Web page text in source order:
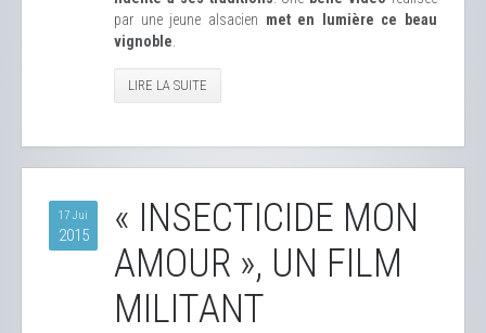
par une jeune alsacien met en lumière ce beau
vignoble
LIRE LA SUITE
17 Jui
2015
« INSECTICIDE MON
AMOUR », UN FILM
MILITANT